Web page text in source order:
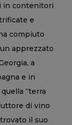
in contenitori
e
compiuto
apprezzato
a
e in
“terra
di vino
il suo